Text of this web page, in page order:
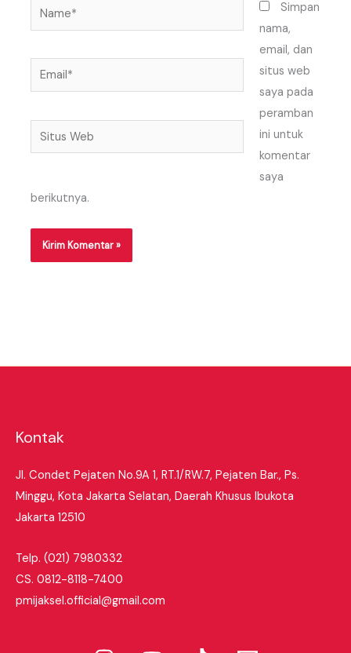
Name*
Email*
Situs
Web
Simpan
nama,
email, dan
situs web
saya pada
peramban
ini untuk
komentar
saya
berikutnya.
Kontak
Jl. Condet Pejaten No.9A 1, RT.1/RW.7, Pejaten Bar., Ps.
Minggu, Kota Jakarta Selatan, Daerah Khusus Ibukota
Jakarta 12510
Telp. (021) 7980332
CS. 0812-8118-7400
pmijaksel.official@gmail.com